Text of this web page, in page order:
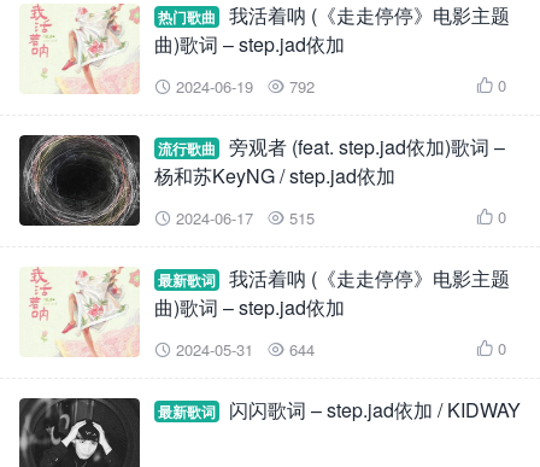
热门歌曲
我活着呐 (《走走停停》电影主题
曲)歌词 – step.jad依加
 2024-06-19  792  0
流行歌曲
旁观者 (feat. step.jad依加)歌词 –
杨和苏KeyNG / step.jad依加
 2024-06-17  515  0
最新歌词
我活着呐 (《走走停停》电影主题
曲)歌词 – step.jad依加
 2024-05-31  644  0
最新歌词 闪闪歌词 – step.jad依加 / KIDWAY